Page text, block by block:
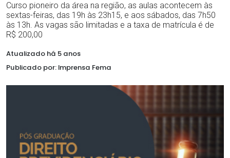
Curso pioneiro da área na região, as aulas acontecem às
sextas-feiras, das 19h às 23h15, e aos sábados, das 7h50
às 13h. As vagas são limitadas e a taxa de matrícula é de
R$ 200,00
Atualizado há 5 anos
Publicado por: Imprensa Fema